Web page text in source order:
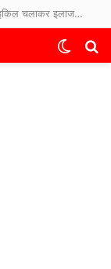
टूटे पैर, बुलंद हौसले! ओडिशा में 250 KM तिपहिया साइकिल चलाकर इलाज कराने अस्पताल पहुंचे 65 साल के बुजुर्ग
Switch